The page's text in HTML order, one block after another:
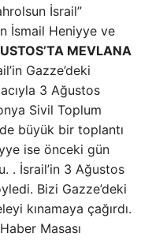
İsrail”
İsmail Heniyye ve
MEVLANA
Gazze’deki
3 Ağustos
Sivil Toplum
büyük bir toplantı
ise önceki gün
. İsrail’in 3 Ağustos
Bizi Gazze’deki
kınamaya çağırdı.
Masası